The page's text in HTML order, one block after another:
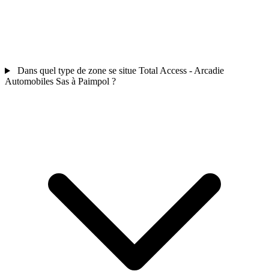
Dans quel type de zone se situe Total Access - Arcadie
Automobiles Sas à Paimpol ?